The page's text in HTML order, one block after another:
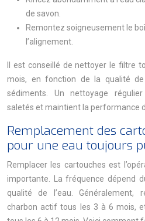
de savon.
Remontez soigneusement le
l’alignement.
Il est conseillé de nettoyer le filtre
mois, en fonction de la qualité
sédiments. Un nettoyage
saletés et maintient la performance
Remplacement des
pour une eau toujours
Remplacer les cartouches est
importante. La fréquence dépend
qualité de l’eau. Généralement,
charbon actif tous les 3 à 6 mois,